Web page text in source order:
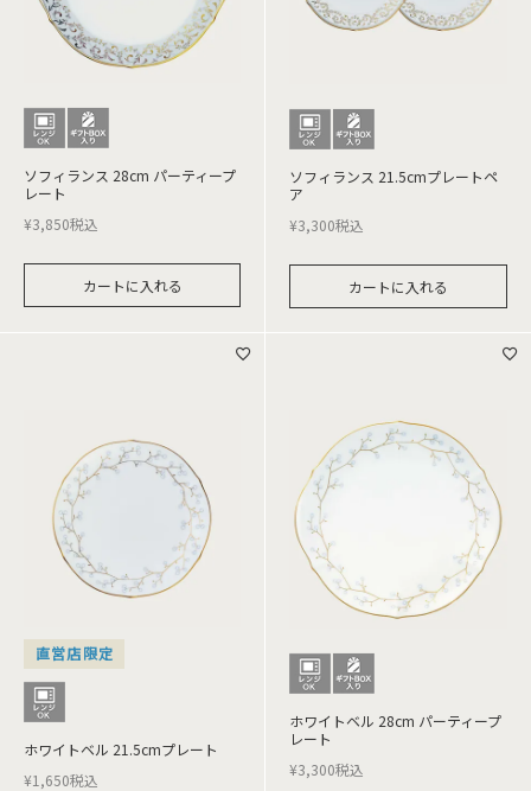
ソフィランス 28cm パーティープ
レート
¥3,850税込
カートに入れる
ソフィランス 21.5cmプレートペ
ア
¥3,300税込
カートに入れる
直営店限定
ホワイトベル 21.5cmプレート
¥1,650税込
ホワイトベル 28cm パーティープ
レート
¥3,300税込